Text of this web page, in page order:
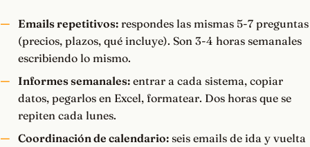
Emails repetitivos:respondes las mismas 5-7 preguntas
(precios, plazos, qué incluye). Son 3-4 horas semanales
escribiendo lo mismo.
Informes semanales:entrar a cada sistema, copiar
datos, pegarlos en Excel, formatear. Dos horas que se
repiten cada lunes.
Coordinación de calendario:seis emails de ida y vuelta